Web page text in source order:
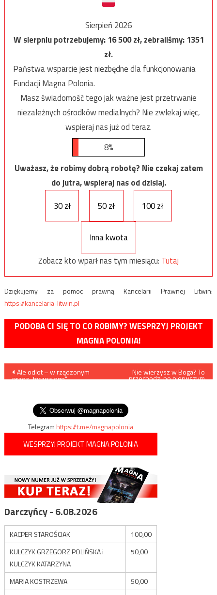
Sierpień 2026
W sierpniu potrzebujemy:16 500zł, zebraliśmy:1351
zł.
Państwa wsparcie jest niezbędne dla funkcjonowania
Fundacji Magna Polonia.
Masz świadomość tego jak ważne jest przetrwanie
niezależnych ośrodków medialnych? Nie zwlekaj więc,
wspieraj nas już od teraz.
8%
Uważasz, że robimy dobrą robotę? Nie czekaj zatem
do jutra, wspieraj nas od dzisiaj.
30 zł
50 zł 100 zł
Inna kwota
Zobacz kto wparł nas tym miesiącu: Tutaj
Dziękujemy za pomoc prawną Kancelarii Prawnej Litwin:
https://kancelaria-litwin.pl
PODOBA CI SIĘ TO CO ROBIMY? WESPRZYJ PROJEKT
MAGNA POLONIA!
Nawigacja
Ale odlot – w rządzonym
przez „tęczowego”
Nie wierzysz w Boga? To
przechodzi po pierwszym
Telegramhttps://t.me/magnapolonia
WESPRZYJ PROJEKT MAGNA POLONIA
Darczyńcy - 6.08.2026
KACPER STAROŚCIAK
100,00
KULCZYK GRZEGORZ POLIŃSKA i
KULCZYK KATARZYNA
50,00
MARIA KOSTRZEWA
50,00